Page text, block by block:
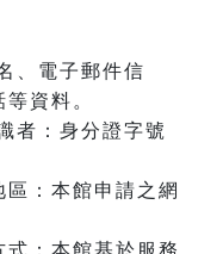
、電子郵件信
資料。
者：身分證字號
：本館申請之網